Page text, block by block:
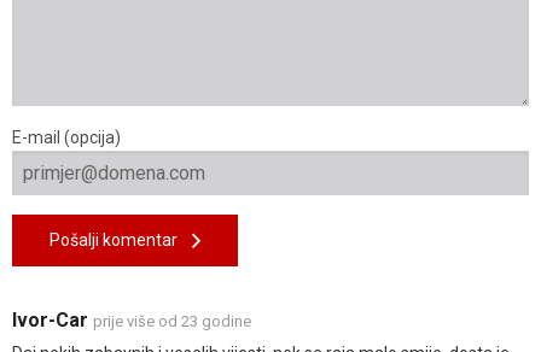
E-mail (opcija)
Pošalji komentar
Ivor-Car prije više od 23 godine